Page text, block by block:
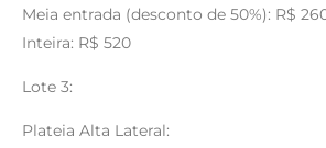
Meia entrada (desconto de 50%): R$
Inteira: R$ 520
Lote 3:
Plateia Alta Lateral: